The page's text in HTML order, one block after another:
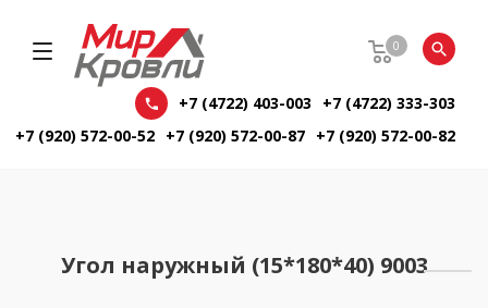
0
+7 (4722) 403-003
+7 (4722) 333-303
+7 (920) 572-00-52 +7 (920) 572-00-87 +7 (920) 572-00-82
Угол наружный (15*180*40) 9003